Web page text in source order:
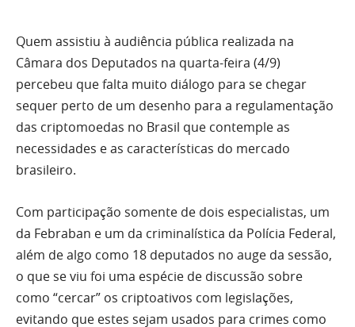
Quem assistiu à audiência pública realizada na
Câmara dos Deputados na quarta-feira (4/9)
percebeu que falta muito diálogo para se chegar
sequer perto de um desenho para a regulamentação
das criptomoedas no Brasil que contemple as
necessidades e as características do mercado
brasileiro.
Com participação somente de dois especialistas, um
da Febraban e um da criminalística da Polícia Federal,
além de algo como 18 deputados no auge da sessão,
o que se viu foi uma espécie de discussão sobre
como “cercar” os criptoativos com legislações,
evitando que estes sejam usados para crimes como